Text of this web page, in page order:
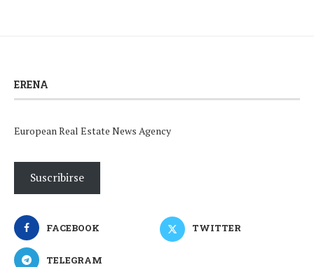
ERENA
European Real Estate News Agency
Suscribirse
FACEBOOK TWITTER
TELEGRAM